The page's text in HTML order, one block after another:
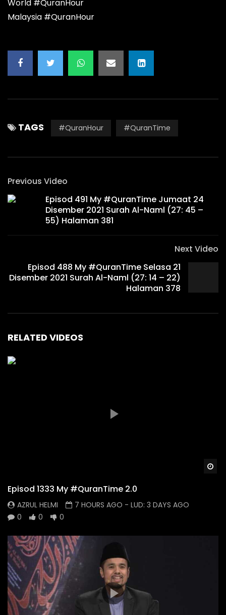
World #QuranHour
Malaysia #QuranHour
TAGS #QuranHour #QuranTime
Previous Video
Episod 491 My #QuranTime Jumaat 24
Disember 2021 Surah Al-Naml (27: 45 –
55) Halaman 381
Next Video
Episod 488 My #QuranTime Selasa 21
Disember 2021 Surah Al-Naml (27: 14 – 22)
Halaman 378
RELATED VIDEOS
Episod 1333 My #QuranTime 2.0
AZRUL HELMI 7 HOURS AGO - LUD: 3 DAYS AGO
0
0 0